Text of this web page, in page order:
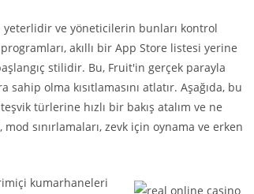
ve yöneticilerin bunları kontrol
akıllı bir App Store listesi yerine
​​stilidir. Bu, Fruit'in gerçek parayla
olma kısıtlamasını atlatır. Aşağıda, bu
türlerine hızlı bir bakış atalım ve ne
sınırlamaları, zevk için oynama ve erken
kumarhaneleri